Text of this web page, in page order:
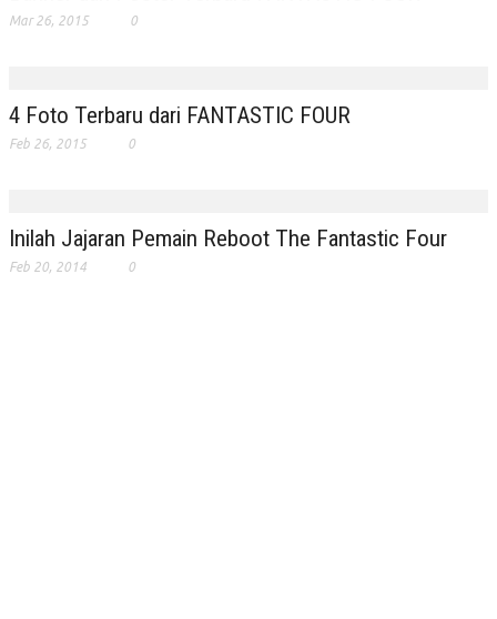
Mar 26, 2015 0
4 Foto Terbaru dari FANTASTIC FOUR
Feb 26, 2015 0
Inilah Jajaran Pemain Reboot The Fantastic Four
Feb 20, 2014 0